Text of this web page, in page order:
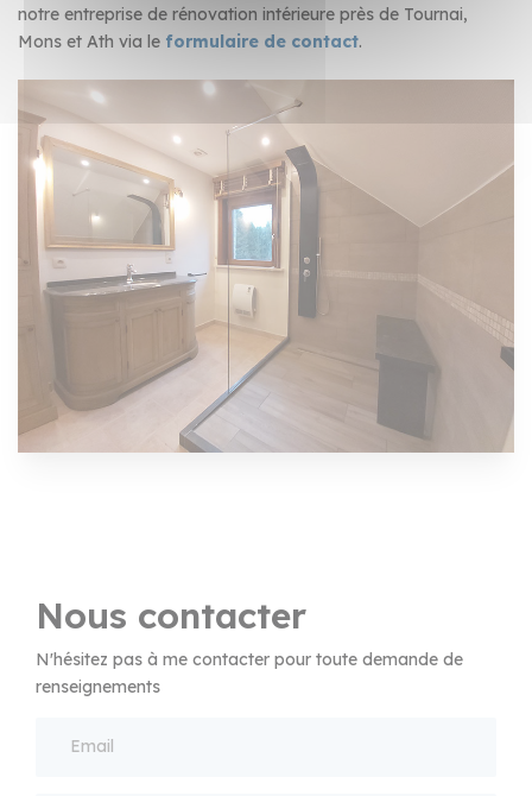
notre entreprise de rénovation intérieure près de Tournai,
Mons et Ath via le formulaire de contact.
Nous contacter
N'hésitez pas à me contacter pour toute demande de
renseignements